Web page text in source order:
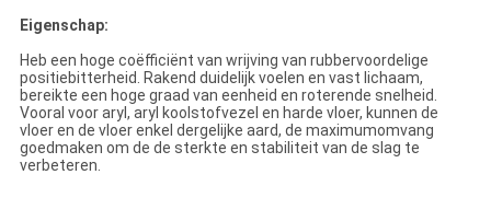
Eigenschap:
Heb een hoge coëfficiënt van wrijving van rubbervoordelige
positiebitterheid. Rakend duidelijk voelen en vast lichaam,
bereikte een hoge graad van eenheid en roterende snelheid.
Vooral voor aryl, aryl koolstofvezel en harde vloer, kunnen de
vloer en de vloer enkel dergelijke aard, de maximumomvang
goedmaken om de de sterkte en stabiliteit van de slag te
verbeteren.